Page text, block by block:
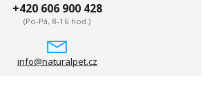
+420 606 900 428
(Po-Pá, 8-16 hod.)
info@naturalpet.cz